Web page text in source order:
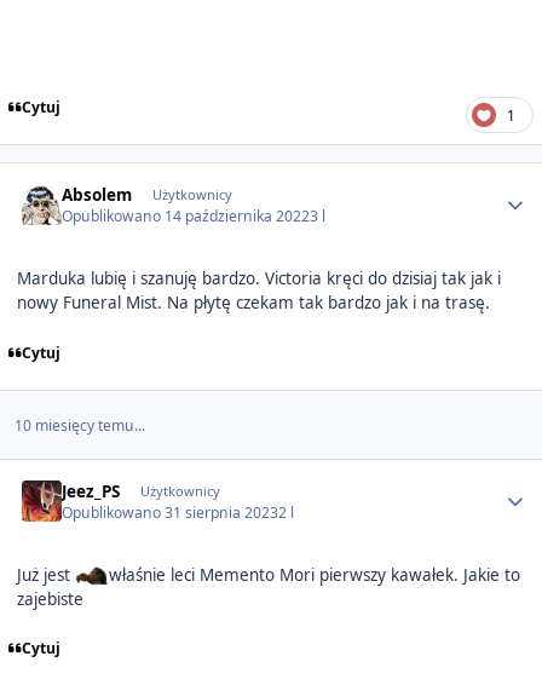
Cytuj 1
Absolem Użytkownicy
Opublikowano 14 października 20223 l
Marduka lubię i szanuję bardzo. Victoria kręci do dzisiaj tak jak i
nowy Funeral Mist. Na płytę czekam tak bardzo jak i na trasę.
Cytuj
10 miesięcy temu...
Jeez_PS Użytkownicy
Opublikowano31 sierpnia 20232 l
Już jest
właśnie leci Memento Mori pierwszy kawałek. Jakie to
zajebiste
Cytuj